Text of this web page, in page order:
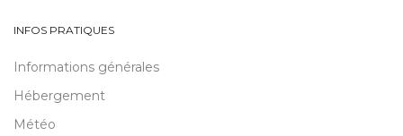
INFOS PRATIQUES
Informations générales
Hébergement
Météo